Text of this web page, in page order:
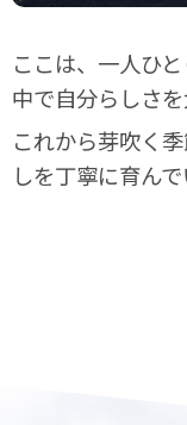
ここは、一人ひ
中で自分らしさを
これから芽吹く
しを丁寧に育んで